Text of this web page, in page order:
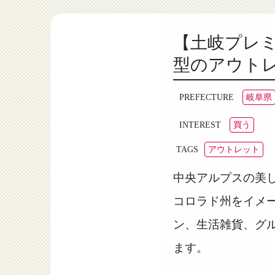
【土岐プレ
型のアウト
PREFECTURE 岐阜県
INTEREST 買う
TAGS アウトレット
中央アルプスの美
コロラド州をイメ
ン、生活雑貨、グ
ます。